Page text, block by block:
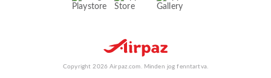
Copyright 2026 Airpaz.com. Minden jog fenntartva.